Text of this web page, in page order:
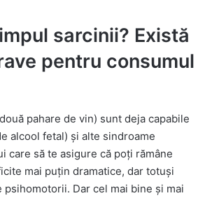
sarcinii? Există
pentru consumul
pahare de vin) sunt deja capabile
alcool fetal) și alte sindroame
care să te asigure că poți rămâne
mai puțin dramatice, dar totuși
Dar cel mai bine și mai